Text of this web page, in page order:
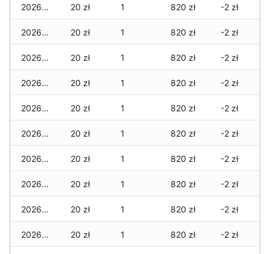
2026-08-02 20 zł 1 820 zł -2 zł
2026-08-01 20 zł 1 820 zł -2 zł
2026-07-31 20 zł 1 820 zł -2 zł
2026-07-29 20 zł 1 820 zł -2 zł
2026-07-28 20 zł 1 820 zł -2 zł
2026-07-27 20 zł 1 820 zł -2 zł
2026-07-26 20 zł 1 820 zł -2 zł
2026-07-24 20 zł 1 820 zł -2 zł
2026-07-23 20 zł 1 820 zł -2 zł
2026-07-22 20 zł 1 820 zł -2 zł